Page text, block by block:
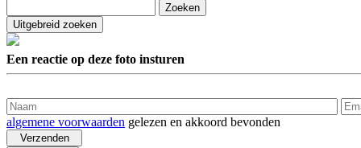
Een reactie op deze foto insturen
algemene voorwaarden gelezen en akkoord bevonden